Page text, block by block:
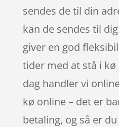
sendes de til din
kan de sendes til
giver en god
tider med at stå i
dag handler vi
kø online – det er
betaling, og så er